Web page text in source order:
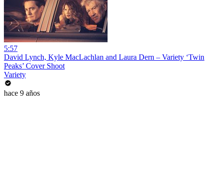
5:57
David Lynch, Kyle MacLachlan and Laura Dern – Variety ‘Twin
Peaks’ Cover Shoot
Variety
hace 9 años